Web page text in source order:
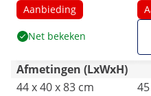
niveaus - zwart -
Aanbieding
Net bekeken
Afmetingen (LxWxH)
44 x 40 x 83 cm